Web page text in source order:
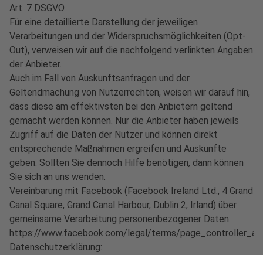
Art. 7 DSGVO.
Für eine detaillierte Darstellung der jeweiligen
Verarbeitungen und der Widerspruchsmöglichkeiten (Opt-
Out), verweisen wir auf die nachfolgend verlinkten Angaben
der Anbieter.
Auch im Fall von Auskunftsanfragen und der
Geltendmachung von Nutzerrechten, weisen wir darauf hin,
dass diese am effektivsten bei den Anbietern geltend
gemacht werden können. Nur die Anbieter haben jeweils
Zugriff auf die Daten der Nutzer und können direkt
entsprechende Maßnahmen ergreifen und Auskünfte
geben. Sollten Sie dennoch Hilfe benötigen, dann können
Sie sich an uns wenden.
Vereinbarung mit Facebook (Facebook Ireland Ltd., 4 Grand
Canal Square, Grand Canal Harbour, Dublin 2, Irland) über
gemeinsame Verarbeitung personenbezogener Daten:
https://www.facebook.com/legal/terms/
Datenschutzerklärung: